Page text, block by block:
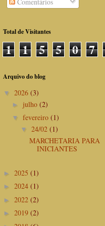
Total de Visitantes
1 1 5 5 0 7
Arquivo do blog
▼ 2026 (3)
► julho (2)
▼ fevereiro (1)
▼ 24/02 (1)
MARCHETARIA PARA
INICIANTES
► 2025 (1)
► 2024 (1)
► 2022 (2)
► 2019 (2)